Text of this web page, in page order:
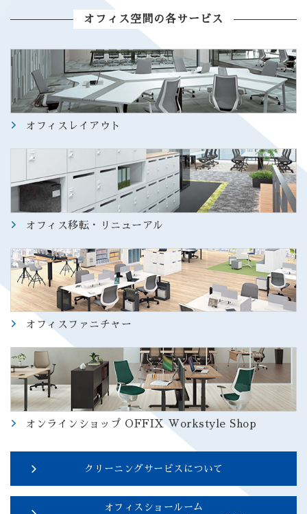
オフィス空間の各サービス
オフィスレイアウト
オフィス移転・リニューアル
オフィスファニチャー
オンラインショップ OFFIX Workstyle Shop
クリーニングサービスについて
オフィスショールーム